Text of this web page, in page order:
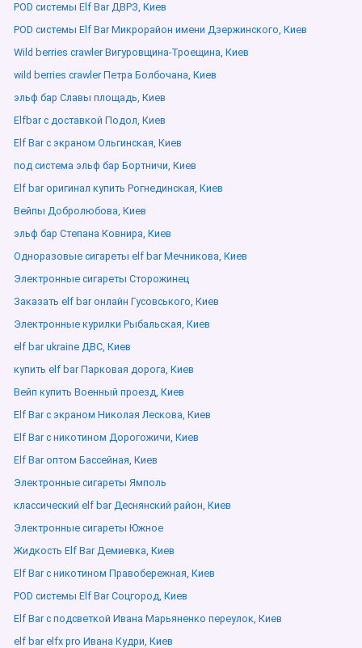
POD системы Elf Bar ДВРЗ, Киев
POD системы Elf Bar Микрорайон имени Дзержинского, Киев
Wild berries crawler Вигуровщина-Троещина, Киев
wild berries crawler Петра Болбочана, Киев
эльф бар Славы площадь, Киев
Elfbar с доставкой Подол, Киев
Elf Bar с экраном Ольгинская, Киев
под система эльф бар Бортничи, Киев
Elf bar оригинал купить Рогнединская, Киев
Вейпы Добролюбова, Киев
эльф бар Степана Ковнира, Киев
Одноразовые сигареты elf bar Мечникова, Киев
Электронные сигареты Сторожинец
Заказать elf bar онлайн Гусовського, Киев
Электронные курилки Рыбальская, Киев
elf bar ukraine ДВС, Киев
купить elf bar Парковая дорога, Киев
Вейп купить Военный проезд, Киев
Elf Bar с экраном Николая Лескова, Киев
Elf Bar с никотином Дорогожичи, Киев
Elf Bar оптом Бассейная, Киев
Электронные сигареты Ямполь
классический elf bar Деснянский район, Киев
Электронные сигареты Южное
Жидкость Elf Bar Демиевка, Киев
Elf Bar с никотином Правобережная, Киев
POD системы Elf Bar Соцгород, Киев
Elf Bar с подсветкой Ивана Марьяненко переулок, Киев
elf bar elfx pro Ивана Кудри, Киев